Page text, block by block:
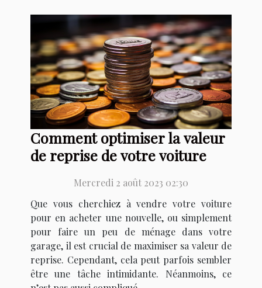
Comment optimiser la valeur
de reprise de votre voiture
Mercredi 2 août 2023 02:30
Que vous cherchiez à vendre votre voiture
pour en acheter une nouvelle, ou simplement
pour faire un peu de ménage dans votre
garage, il est crucial de maximiser sa valeur de
reprise. Cependant, cela peut parfois sembler
être une tâche intimidante. Néanmoins, ce